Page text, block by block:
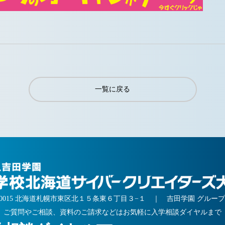
一覧に戻る
北海道札幌市東区北１５条東６丁目３−１ ｜ 吉田学園 グルー
ご質問やご相談、資料のご請求などはお気軽に入学相談ダイヤルまで